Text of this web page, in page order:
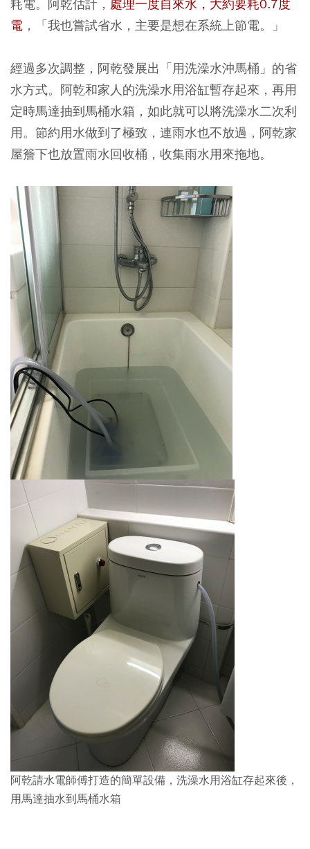
耗電。阿乾估計， 處理一度自來水，大約要耗0.7度
電 ，「我也嘗試省水，主要是想在系統上節電。」
經過多次調整，阿乾發展出「用洗澡水沖馬桶」的省
水方式。阿乾和家人的洗澡水用浴缸暫存起來，再用
定時馬達抽到馬桶水箱，如此就可以將洗澡水二次利
用。節約用水做到了極致，連雨水也不放過，阿乾家
屋簷下也放置雨水回收桶，收集雨水用來拖地。
阿乾請水電師傅打造的簡單設備，洗澡水用浴缸存起來後，
用馬達抽水到馬桶水箱